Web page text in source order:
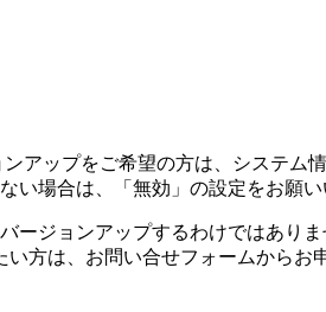
アップをご希望の方は、システム
い場合は、「無効」の設定をお願い
ジョンアップするわけではありま
方は、お問い合せフォームからお